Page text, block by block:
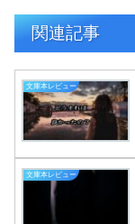
関連記事
文庫本レビュー
文庫本レビュー